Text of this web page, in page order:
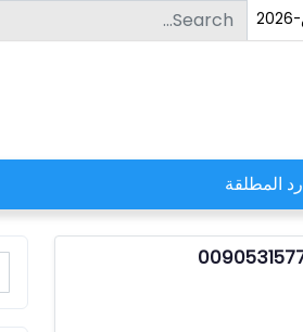
Search for:
رد المطلقة